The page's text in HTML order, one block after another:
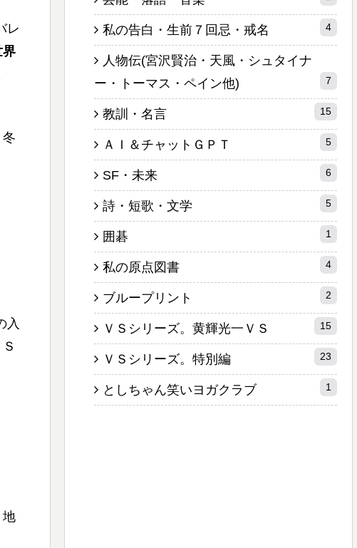
レ
界
入
地
私の告白・生前７回忌・戒名 4
人物伝(宮沢賢治・天風・シュタイナ
ー・トーマス・ペイン他)
7
教訓・名言 15
ＡＩ＆チャットＧＰＴ 5
SF・未来 6
詩・短歌・文学 5
囲碁 1
私の原点図書 4
ブループリント 2
ＶＳシリーズ。黄輝光一ＶＳ 15
ＶＳシリーズ。特別編 23
としちゃん笑いヨガクラブ 1